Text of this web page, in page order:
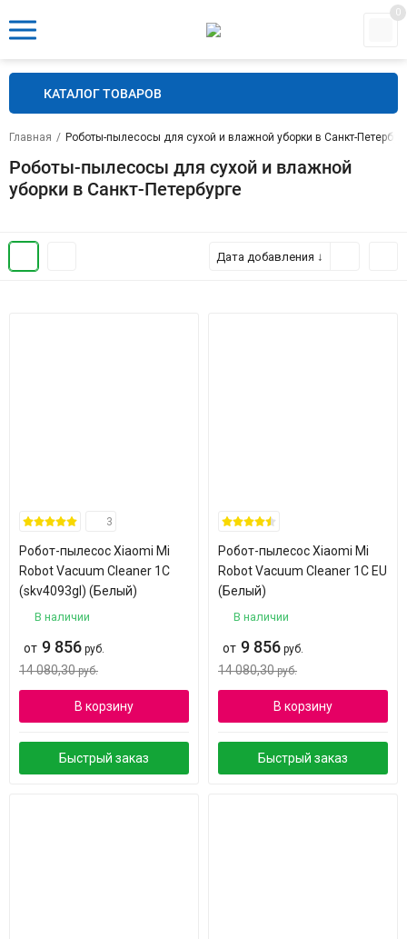
0
КАТАЛОГ ТОВАРОВ
Главная / Роботы-пылесосы для сухой и влажной уборки в Санкт-
Роботы-пылесосы для сухой и влажной
уборки в Санкт-Петербурге
Дата добавления ↓
3
Робот-пылесос Xiaomi Mi
Robot Vacuum Cleaner 1C
(skv4093gl) (Белый)
В наличии
от 9 856 руб.
14 080,30 руб.
В корзину
Быстрый заказ
Робот-пылесос Xiaomi Mi
Robot Vacuum Cleaner 1C EU
(Белый)
В наличии
от 9 856 руб.
14 080,30 руб.
В корзину
Быстрый заказ